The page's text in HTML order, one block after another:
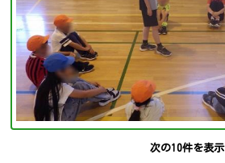
次の10件を表示